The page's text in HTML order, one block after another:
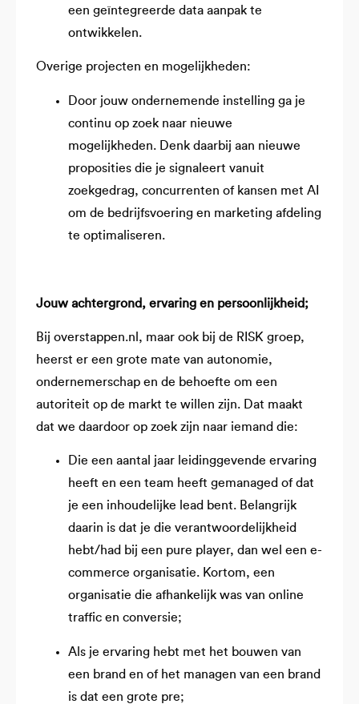
een geïntegreerde data aanpak te
ontwikkelen.
Overige projecten en mogelijkheden:
Door jouw ondernemende instelling ga je
continu op zoek naar nieuwe
mogelijkheden. Denk daarbij aan nieuwe
proposities die je signaleert vanuit
zoekgedrag, concurrenten of kansen met AI
om de bedrijfsvoering en marketing afdeling
te optimaliseren.
Jouw achtergrond, ervaring en persoonlijkheid;
Bij overstappen.nl, maar ook bij de RISK groep,
heerst er een grote mate van autonomie,
ondernemerschap en de behoefte om een
autoriteit op de markt te willen zijn. Dat maakt
dat we daardoor op zoek zijn naar iemand die:
Die een aantal jaar leidinggevende ervaring
heeft en een team heeft gemanaged of dat
je een inhoudelijke lead bent. Belangrijk
daarin is dat je die verantwoordelijkheid
hebt/had bij een pure player, dan wel een e-
commerce organisatie. Kortom, een
organisatie die afhankelijk was van online
traffic en conversie;
Als je ervaring hebt met het bouwen van
een brand en of het managen van een brand
is dat een grote pre;